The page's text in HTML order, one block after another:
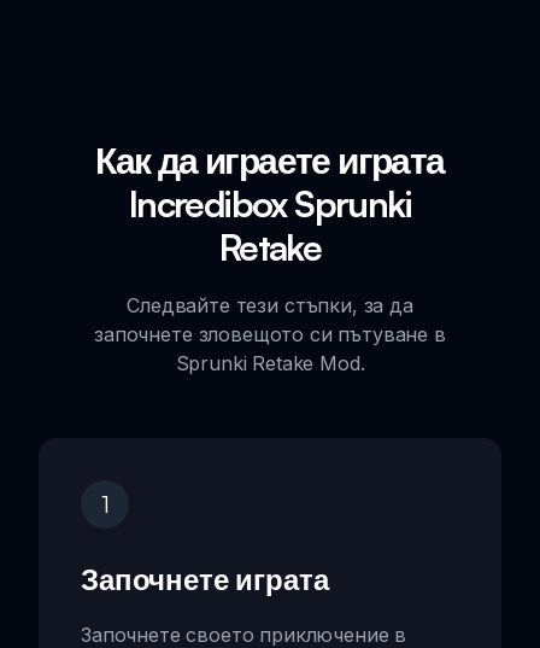
Как да играете играта
Incredibox Sprunki
Retake
Следвайте тези стъпки, за да
започнете зловещото си пътуване в
Sprunki Retake Mod.
1
Започнете играта
Започнете своето приключение в